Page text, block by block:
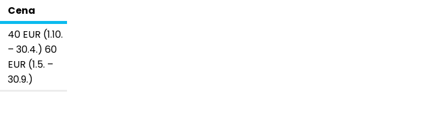
Cena
40 EUR (1.10.
– 30.4.) 60
EUR (1.5. –
30.9.)